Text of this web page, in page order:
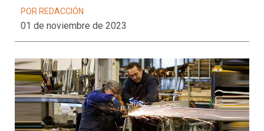
POR REDACCIÓN
01 de noviembre de 2023